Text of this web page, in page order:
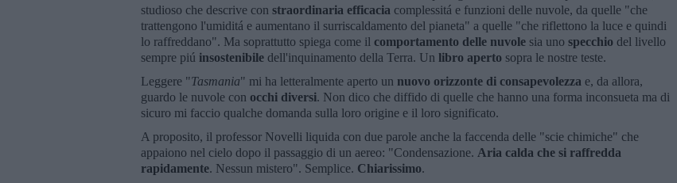
studioso che descrive con straordinaria efficacia complessitá e funzioni delle nuvole, da quelle "che
trattengono l'umiditá e aumentano il surriscaldamento del pianeta" a quelle "che riflettono la luce e quindi
lo raffreddano". Ma soprattutto spiega come il comportamento delle nuvole sia uno specchio del livello
sempre piú insostenibile dell'inquinamento della Terra. Un libro aperto sopra le nostre teste.
Leggere "Tasmania" mi ha letteralmente aperto un nuovo orizzonte di consapevolezza e, da allora,
guardo le nuvole con occhi diversi. Non dico che diffido di quelle che hanno una forma inconsueta ma di
sicuro mi faccio qualche domanda sulla loro origine e il loro significato.
A proposito, il professor Novelli liquida con due parole anche la faccenda delle "scie chimiche" che
appaiono nel cielo dopo il passaggio di un aereo: "Condensazione. Aria calda che si raffredda
rapidamente. Nessun mistero". Semplice. Chiarissimo.